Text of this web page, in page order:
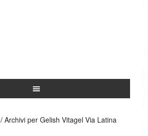
/Archivi per Gelish Vitagel Via Latina